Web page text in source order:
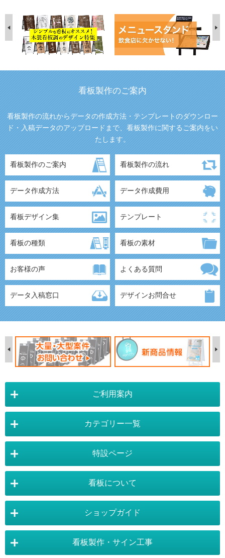
看板製作のご案内
看板製作の流れからデータの作成方法・テンプレートのダウンロー
ド・入稿データのアップロードまで、看板製作に関するご案内をい
たします。
看板製作のご案内 看板製作の流れ
データ作成方法 データ作成費用
看板デザイン集 テンプレート
看板の種類 看板の素材
お客様の声 よくある質問
データ入稿窓口 デザインお問合せ
ご利用案内
店舗詳細情報
運営会社 :株式会社トレード
〒454-0011 愛知県 名古屋市中川区山王4-5-10
TEL:052-265-7603 FAX:052-350-2662
お気軽にお問い合わせ下さい。
お問合せ
カテゴリー一覧
スタンド看板：オプション バナースタンド
自立看板 フロアサイン／路面表示
壁面看板 LEDライトパネル
特設ページ
バナースタンド特設ページ 大型看板・突出看板特設ページ
イーゼルスタンド特設ページ ホワイトボード特設ページ
看板について
看板設置のきまり 看板の用語集
ショップガイド
看板製作・サイン工事